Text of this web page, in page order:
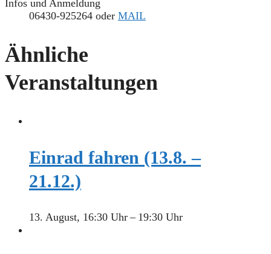
Infos und Anmeldung
06430-925264 oder MAIL
Ähnliche
Veranstaltungen
Einrad fahren (13.8. –
21.12.)
13. August, 16:30 Uhr– 19:30 Uhr